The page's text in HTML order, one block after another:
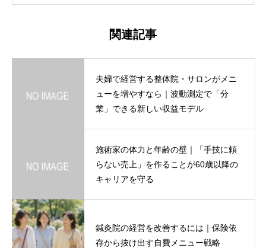
関連記事
夫婦で経営する整体院・サロンがメニ
ューを増やすなら｜波動測定で「分
業」できる新しい収益モデル
施術家の体力と年齢の壁｜「手技に頼
らない売上」を作ることが60歳以降の
キャリアを守る
鍼灸院の経営を改善するには｜保険依
存から抜け出す自費メニュー戦略